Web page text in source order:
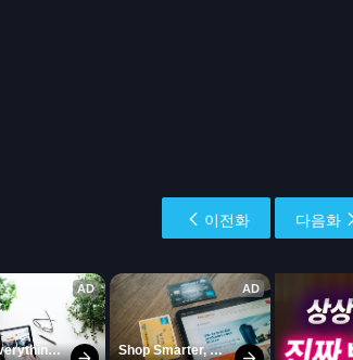
이전화 다음화